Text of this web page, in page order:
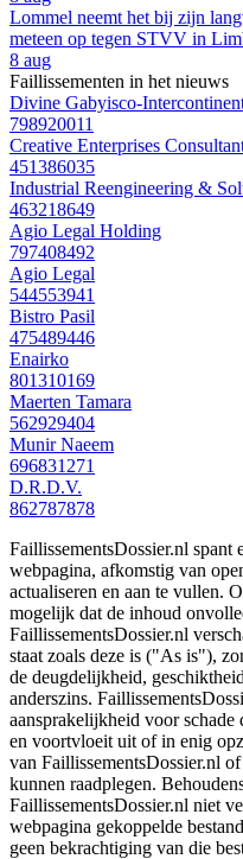
Lommel neemt het bij zijn
meteen op tegen STVV in
8 aug
Faillissementen in het nieuws
Divine Gabyisco-
798920011
Creative Enterprises
451386035
Industrial Reengineering &
463218649
Agio Legal Holding
797408492
Agio Legal
544553941
Bistro Pasil
475489446
Enairko
801310169
Maerten Tamara
562929404
Munir Naeem
696831271
D.R.D.V.
862787878
FaillissementsDossier.nl
webpagina, afkomstig van
actualiseren en aan te vullen.
mogelijk dat de inhoud
FaillissementsDossier.nl
staat zoals deze is ("As is"),
de deugdelijkheid,
anderszins.
aansprakelijkheid voor
en voortvloeit uit of in enig
van FaillissementsDossier.nl
kunnen raadplegen.
FaillissementsDossier.nl niet
webpagina gekoppelde
geen bekrachtiging van die